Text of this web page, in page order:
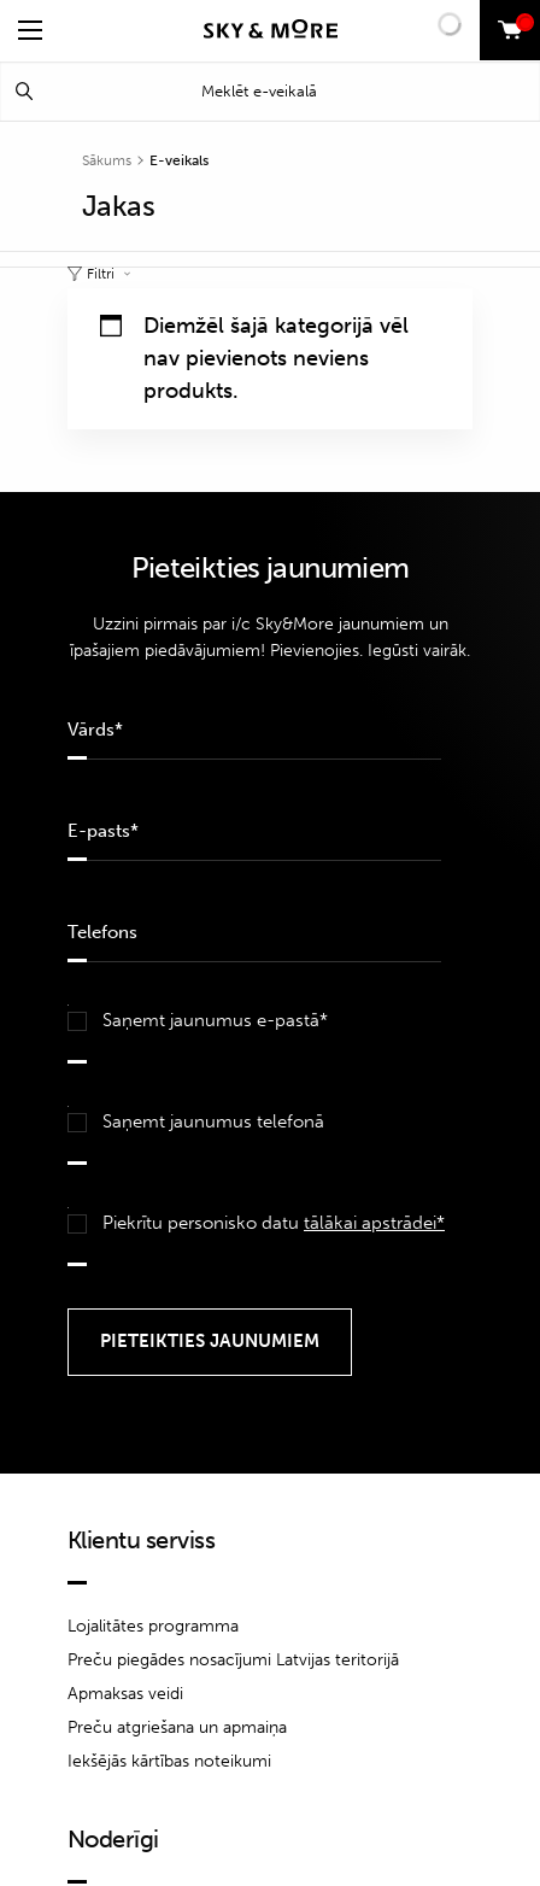
0
Sākums E-veikals
Jakas
Filtri
Diemžēl šajā kategorijā vēl
nav pievienots neviens
produkts.
Pieteikties jaunumiem
Uzzini pirmais par i/c Sky&More jaunumiem un
īpašajiem piedāvājumiem! Pievienojies. Iegūsti vairāk.
Saņemt jaunumus e-pastā*
Saņemt jaunumus telefonā
Piekrītu personisko datu tālākai apstrādei*
Klientu serviss
Lojalitātes programma
Preču piegādes nosacījumi Latvijas teritorijā
Apmaksas veidi
Preču atgriešana un apmaiņa
Iekšējās kārtības noteikumi
Noderīgi